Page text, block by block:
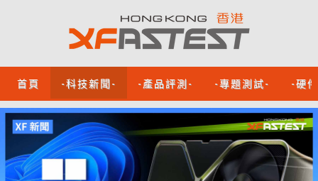
首頁 -科技新聞- -產品評測- -專題測試- -硬